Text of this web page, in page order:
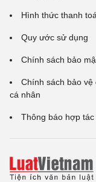
Hình thức thanh
Quy ước sử dụng
Chính sách bảo
Chính sách bảo vệ
cá nhân
Thông báo hợp tác